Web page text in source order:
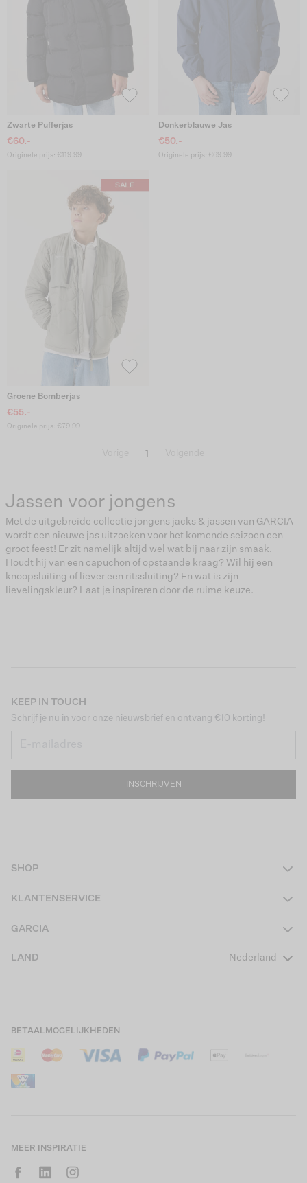
Zwarte Pufferjas
€60.-
Originele prijs: €119.99
Donkerblauwe Jas
€50.-
Originele prijs: €69.99
Groene Bomberjas
€55.-
Originele prijs: €79.99
1
Jassen voor jongens
Met de uitgebreide collectie jongens jacks & jassen van GARCIA
wordt een nieuwe jas uitzoeken voor het komende seizoen een
groot feest! Er zit namelijk altijd wel wat bij naar zijn smaak.
Houdt hij van een capuchon of opstaande kraag? Wil hij een
knoopsluiting of liever een ritssluiting? En wat is zijn
lievelingskleur? Laat je inspireren door de ruime keuze.
MEER INSPIRATIE
KEEP IN TOUCH
Schrijf je nu in voor onze nieuwsbrief en ontvang €10 korting!
INSCHRIJVEN
SHOP
Boys Teens
KLANTENSERVICE
GARCIA
Careers
B2B Contactinformatie
LAND Nederland
BETAALMOGELIJKHEDEN